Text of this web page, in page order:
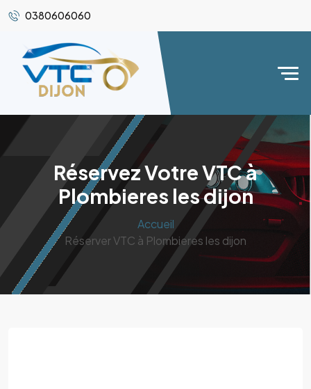
0380606060
Réservez Votre VTC à
Plombieres les dijon
Accueil
Réserver VTC à Plombieres les dijon